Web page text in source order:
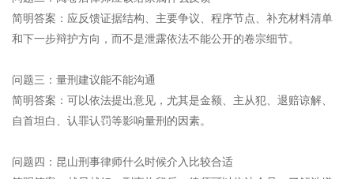
简明答案：应反馈证据结构、主要争议、程序节点、补充材料清单
和下一步辩护方向，而不是泄露依法不能公开的卷宗细节。
问题三：量刑建议能不能沟通
简明答案：可以依法提出意见，尤其是金额、主从犯、退赔谅解、
自首坦白、认罪认罚等影响量刑的因素。
问题四：昆山刑事律师什么时候介入比较合适